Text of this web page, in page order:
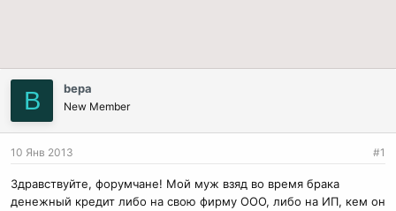
B bepa
New Member
10 Янв 2013 #1
Здравствуйте, форумчане! Мой муж взяд во время брака
денежный кредит либо на свою фирму ООО, либо на ИП, кем он